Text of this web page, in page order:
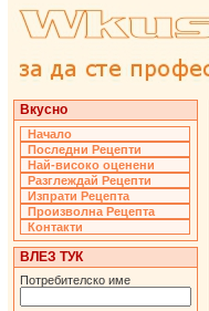
Вкусно
Начало
Последни Рецепти
Най-високо оценени
Разглеждай Рецепти
Изпрати Рецепта
Произволна Рецепта
Контакти
ВЛЕЗ ТУК
Потребителско име